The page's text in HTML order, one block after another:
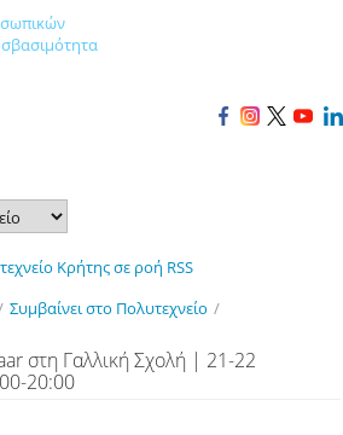
Κρήτης σε ροή RSS
Συμβαίνει στο Πολυτεχνείο /
στη Γαλλική Σχολή | 21-22
20:00